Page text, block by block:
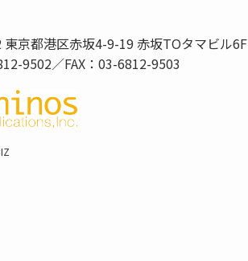
東京都港区赤坂4-9-19 赤坂TOタマビル6F
9502／FAX：03-6812-9503